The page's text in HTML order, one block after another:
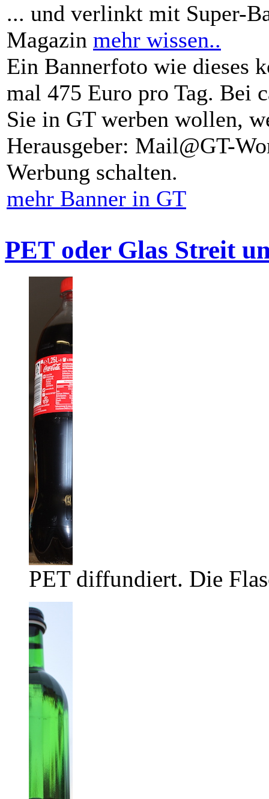
... und verlinkt mit Super-
Magazin mehr wissen..
Ein Bannerfoto wie dieses
mal 475 Euro pro Tag. Bei
Sie in GT werben wollen,
Herausgeber: Mail@GT-
Werbung schalten.
mehr Banner in GT
PET oder Glas Streit
PET diffundiert. Die